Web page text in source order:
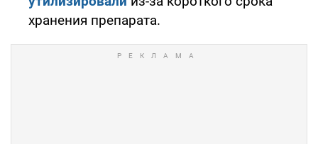
хранения препарата.